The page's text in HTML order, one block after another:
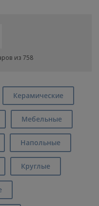
из 758
Керамические
Мебельные
Напольные
Круглые